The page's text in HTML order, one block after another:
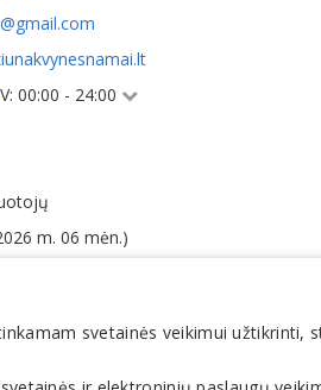
00:00 - 24:00
m. 06 mėn.)
svetainės veikimui užtikrinti,